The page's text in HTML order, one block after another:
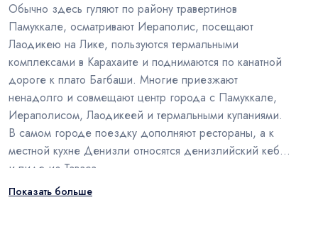
Обычно здесь гуляют по району травертинов
Памуккале, осматривают Иераполис, посещают
Лаодикею на Лике, пользуются термальными
комплексами в Карахаите и поднимаются по канатной
дороге к плато Багбаши. Многие приезжают
ненадолго и совмещают центр города с Памуккале,
Иераполисом, Лаодикеей и термальными купаниями.
В самом городе поездку дополняют рестораны, а к
местной кухне Денизли относятся денизлийский кебаб
и пиде из Таваса.
Показать больше